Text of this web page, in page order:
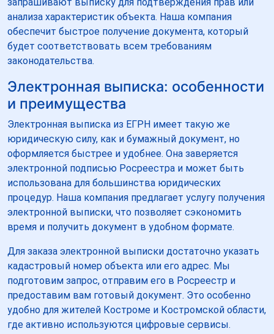
анализа характеристик объекта. Наша компания
обеспечит быстрое получение документа, который
будет соответствовать всем требованиям
законодательства.
Электронная выписка: особенности
и преимущества
Электронная выписка из ЕГРН имеет такую же
юридическую силу, как и бумажный документ, но
оформляется быстрее и удобнее. Она заверяется
электронной подписью Росреестра и может быть
использована для большинства юридических
процедур. Наша компания предлагает услугу получения
электронной выписки, что позволяет сэкономить
время и получить документ в удобном формате.
Для заказа электронной выписки достаточно указать
кадастровый номер объекта или его адрес. Мы
подготовим запрос, отправим его в Росреестр и
предоставим вам готовый документ. Это особенно
удобно для жителей Костроме и Костромской области,
где активно используются цифровые сервисы.